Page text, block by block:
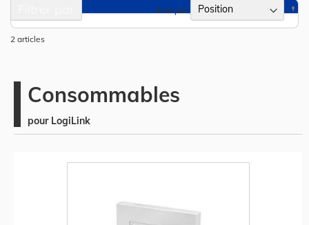
2 articles
Trier par
Consommables
pour LogiLink